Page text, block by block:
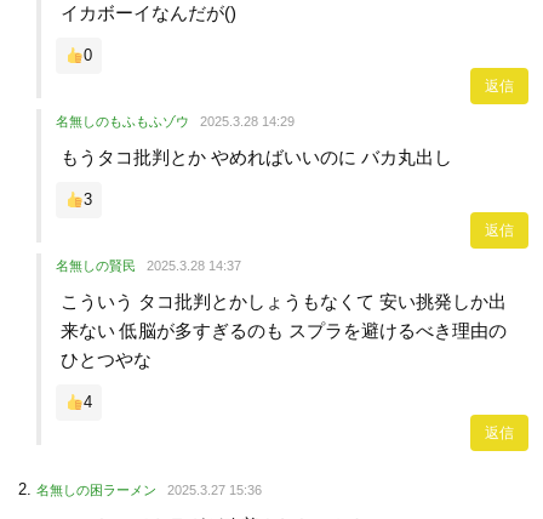
イカボーイなんだが()
0
返信
名無しのもふもふゾウ 2025.3.28 14:29
もうタコ批判とか やめればいいのに バカ丸出し
3
返信
名無しの賢民 2025.3.28 14:37
こういう タコ批判とかしょうもなくて 安い挑発しか出
来ない 低脳が多すぎるのも スプラを避けるべき理由の
ひとつやな
4
返信
名無しの困ラーメン 2025.3.27 15:36